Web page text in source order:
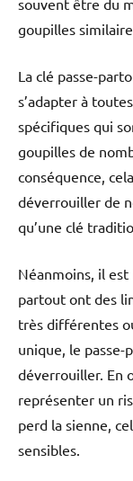
souvent être du
goupilles
La clé passe-
s’adapter à
spécifiques qui
goupilles de
conséquence,
déverrouiller de
qu’une clé
Néanmoins, il
partout ont des
très différentes
unique, le passe-
déverrouiller. En
représenter un
perd la sienne,
sensibles.